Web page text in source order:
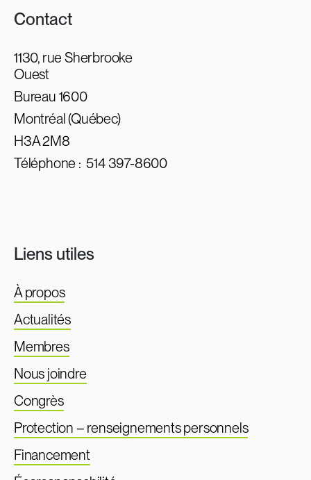
Contact
1130, rue Sherbrooke
Ouest
Bureau 1600
Montréal (Québec)
H3A 2M8
Téléphone :514 397-8600
Liens utiles
À propos
Actualités
Membres
Nous joindre
Congrès
Protection – renseignements personnels
Financement